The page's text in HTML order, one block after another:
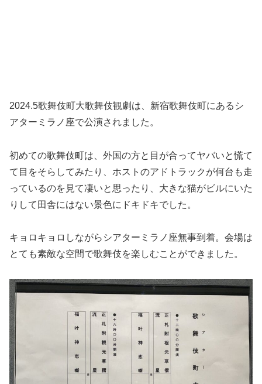
2024.5歌舞伎町大歌舞伎観劇は、新宿歌舞伎町にあるシ
アターミラノ座で公演されました。
初めての歌舞伎町は、外国の方と目が合ってヤバいと慌て
て目をそらしてみたり、ホストのアドトラックが何台も走
っているのを見て凄いと思ったり、大きな猫がビルにいた
りして田舎にはない景色にドキドキでした。
キョロキョロしながらシアターミラノ座無事到着。会場は
とても素敵な空間で歌舞伎を楽しむことができました。